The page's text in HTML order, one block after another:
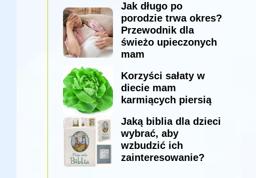
Jak długo po
porodzie trwa okres?
Przewodnik dla
świeżo upieczonych
mam
Korzyści sałaty w
diecie mam
karmiących piersią
Jaką biblia dla dzieci
wybrać, aby
wzbudzić ich
zainteresowanie?